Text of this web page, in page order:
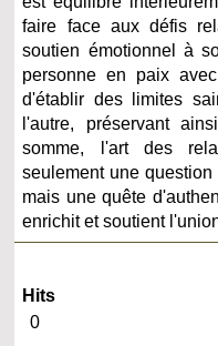
faire face aux défis
soutien émotionnel à
personne en paix
d'établir des limites
l'autre, préservant
somme, l'art des
seulement une
mais une quête
enrichit et soutient
Hits
0